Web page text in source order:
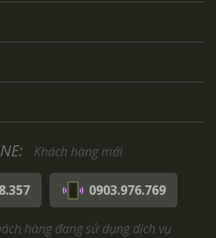
Khách hàng mới
0903.976.769
hàng đang sử dụng dịch vụ